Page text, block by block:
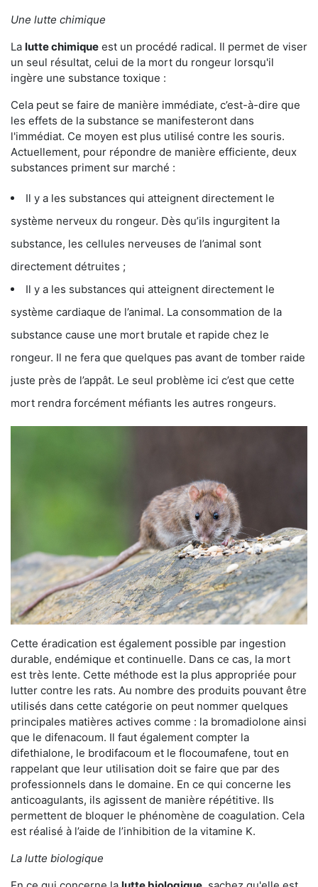
Une lutte chimique
La lutte chimique est un procédé radical. Il permet de viser
un seul résultat, celui de la mort du rongeur lorsqu'il
ingère une substance toxique :
Cela peut se faire de manière immédiate, c’est-à-dire que
les effets de la substance se manifesteront dans
l'immédiat. Ce moyen est plus utilisé contre les souris.
Actuellement, pour répondre de manière efficiente, deux
substances priment sur marché :
Il y a les substances qui atteignent directement le
système nerveux du rongeur. Dès qu’ils ingurgitent la
substance, les cellules nerveuses de l’animal sont
directement détruites ;
Il y a les substances qui atteignent directement le
système cardiaque de l’animal. La consommation de la
substance cause une mort brutale et rapide chez le
rongeur. Il ne fera que quelques pas avant de tomber raide
juste près de l’appât. Le seul problème ici c’est que cette
mort rendra forcément méfiants les autres rongeurs.
Cette éradication est également possible par ingestion
durable, endémique et continuelle. Dans ce cas, la mort
est très lente. Cette méthode est la plus appropriée pour
lutter contre les rats. Au nombre des produits pouvant être
utilisés dans cette catégorie on peut nommer quelques
principales matières actives comme : la bromadiolone ainsi
que le difenacoum. Il faut également compter la
difethialone, le brodifacoum et le flocoumafene, tout en
rappelant que leur utilisation doit se faire que par des
professionnels dans le domaine. En ce qui concerne les
anticoagulants, ils agissent de manière répétitive. Ils
permettent de bloquer le phénomène de coagulation. Cela
est réalisé à l’aide de l’inhibition de la vitamine K.
La lutte biologique